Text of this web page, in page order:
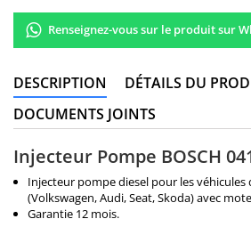
Renseignez-vous sur le produit sur
DESCRIPTION
DÉTAILS DU
DOCUMENTS JOINTS
Injecteur Pompe BOSCH
Injecteur pompe diesel pour les véhicules
(Volkswagen, Audi, Seat, Skoda) avec
Garantie 12 mois.